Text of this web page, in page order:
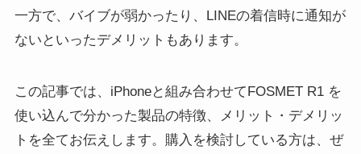
一方で、バイブが弱かったり、LINEの着信時に通知が
ないといったデメリットもあります。
この記事では、iPhoneと組み合わせてFOSMET R1 を
使い込んで分かった製品の特徴、メリット・デメリッ
トを全てお伝えします。購入を検討している方は、ぜ